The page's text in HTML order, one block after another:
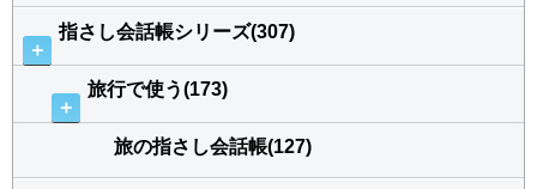
＋
指さし会話帳シリーズ(307)
＋
旅行で使う(173)
旅の指さし会話帳(127)